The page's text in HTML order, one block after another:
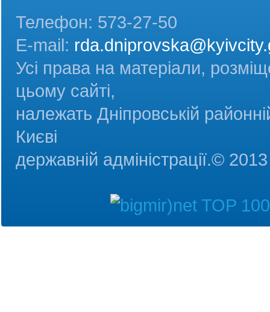
Телефон: 573-27-50
E-mail:
Усі права на матеріали,
цьому сайті,
належать Дніпровській
Києві
державній